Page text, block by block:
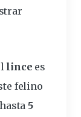
lince es
felino
5